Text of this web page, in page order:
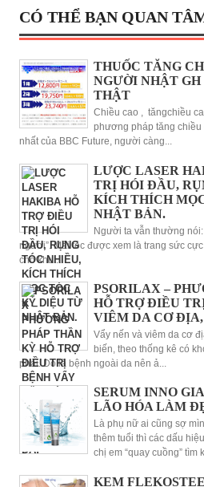
CÓ THỂ BẠN QUAN
THUỐC TĂNG
NGƯỜI NHẬT
THẬT
Chiều cao , tăngchiều
phương pháp tăng
nhất của BBC Future, người càng...
LƯỢC LASER
TRỊ HÓI ĐẦU,
KÍCH THÍCH
NHẬT BẢN.
Người ta vẫn thường
người”. Mái tóc được xem là trang sức
cho khu...
PSORILAX –
HỖ TRỢ ĐIỀU
VIÊM DA CƠ
Vẩy nến và viêm da cơ
biến, theo thống kê có
phải. Do là bệnh ngoài da nên ả...
SERUM INNO
LÃO HÓA LÀM
Là phụ nữ ai cũng sợ
thêm tuổi thì các dấu
chị em “quay cuồng” tìm
KEM